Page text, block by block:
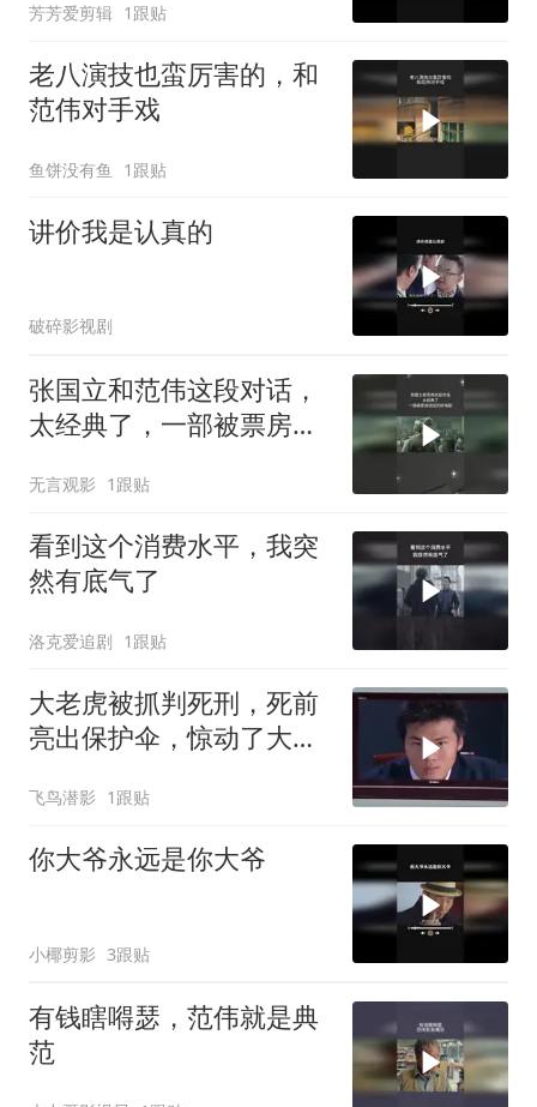
芳芳爱剪辑 1跟贴
老八演技也蛮厉害的，和
范伟对手戏
鱼饼没有鱼 1跟贴
讲价我是认真的
破碎影视剧
张国立和范伟这段对话，
太经典了，一部被票房低
无言观影 1跟贴
看到这个消费水平，我突
然有底气了
洛克爱追剧 1跟贴
大老虎被抓判死刑，死前
亮出保护伞，惊动了大领
飞鸟潜影 1跟贴
你大爷永远是你大爷
小椰剪影 3跟贴
有钱瞎嘚瑟，范伟就是典
范